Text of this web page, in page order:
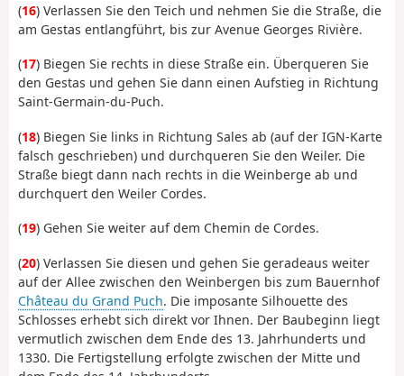
(16) Verlassen Sie den Teich und nehmen Sie die Straße, die
am Gestas entlangführt, bis zur Avenue Georges Rivière.
(17) Biegen Sie rechts in diese Straße ein. Überqueren Sie
den Gestas und gehen Sie dann einen Aufstieg in Richtung
Saint-Germain-du-Puch.
(18) Biegen Sie links in Richtung Sales ab (auf der IGN-Karte
falsch geschrieben) und durchqueren Sie den Weiler. Die
Straße biegt dann nach rechts in die Weinberge ab und
durchquert den Weiler Cordes.
(19) Gehen Sie weiter auf dem Chemin de Cordes.
(20) Verlassen Sie diesen und gehen Sie geradeaus weiter
auf der Allee zwischen den Weinbergen bis zum Bauernhof
Château du Grand Puch. Die imposante Silhouette des
Schlosses erhebt sich direkt vor Ihnen. Der Baubeginn liegt
vermutlich zwischen dem Ende des 13. Jahrhunderts und
1330. Die Fertigstellung erfolgte zwischen der Mitte und